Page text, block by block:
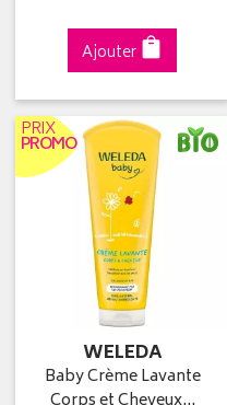
Ajouter
PRIX
PROMO
WELEDA
Baby Crème Lavante